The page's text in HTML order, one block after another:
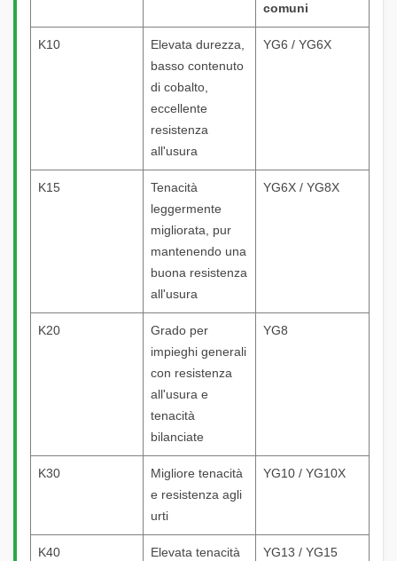
comuni
K10
Elevata durezza,
basso contenuto
di cobalto,
eccellente
resistenza
all'usura
YG6 / YG6X
K15
Tenacità
leggermente
migliorata, pur
mantenendo una
buona resistenza
all'usura
YG6X / YG8X
K20
Grado per
impieghi generali
con resistenza
all'usura e
tenacità
bilanciate
YG8
K30
Migliore tenacità
e resistenza agli
urti
YG10 / YG10X
K40
Elevata tenacità
YG13 / YG15